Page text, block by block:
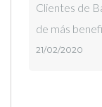
Clientes de
de más
21/02/2020